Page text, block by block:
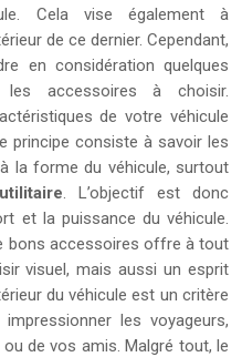
Cela vise également à
de ce dernier. Cependant,
en considération quelques
les accessoires à choisir.
de votre véhicule
principe consiste à savoir les
la forme du véhicule, surtout
. L’objectif est donc
et la puissance du véhicule.
bons accessoires offre à tout
visuel, mais aussi un esprit
du véhicule est un critère
les voyageurs,
de vos amis. Malgré tout, le